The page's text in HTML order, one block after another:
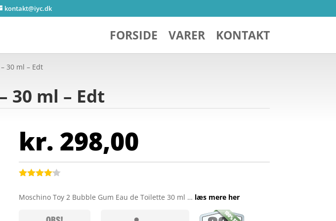
kontakt@iyc.dk
FORSIDE VARER KONTAKT
30 ml – Edt
30 ml – Edt
kr. 298,00
ud af 5
Moschino Toy 2 Bubble Gum Eau de Toilette 30 ml … læs mere her